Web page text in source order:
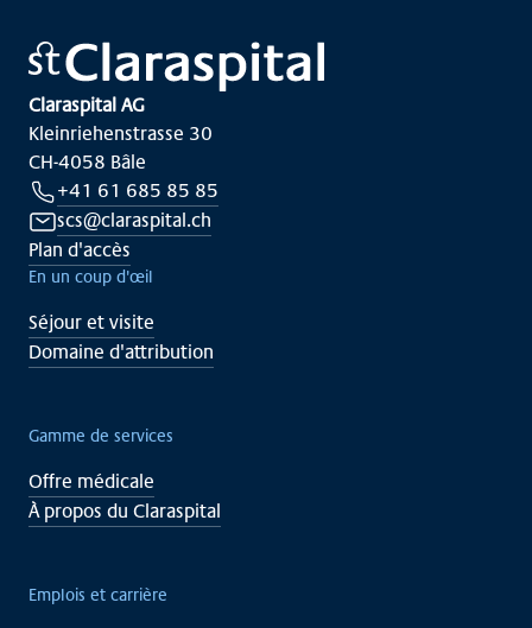
Claraspital AG
Kleinriehenstrasse 30
CH-4058 Bâle
+41 61 685 85 85
scs@claraspital.ch
Plan d'accès
En un coup d'œil
Séjour et visite
Domaine d'attribution
Gamme de services
Offre médicale
À propos du Claraspital
Emplois et carrière